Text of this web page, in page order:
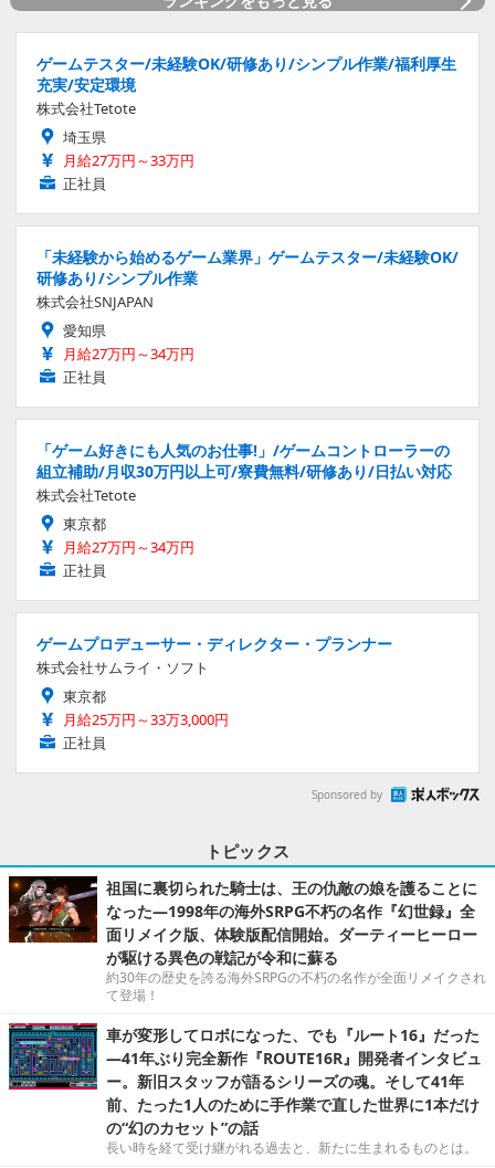
ゲームテスター/未経験OK/研修あり/シンプル作業/福利厚生
充実/安定環境
株式会社Tetote
埼玉県
月給27万円～33万円
正社員
「未経験から始めるゲーム業界」ゲームテスター/未経験OK/
研修あり/シンプル作業
株式会社SNJAPAN
愛知県
月給27万円～34万円
正社員
「ゲーム好きにも人気のお仕事!」/ゲームコントローラーの
組立補助/月収30万円以上可/寮費無料/研修あり/日払い対応
株式会社Tetote
東京都
月給27万円～34万円
正社員
ゲームプロデューサー・ディレクター・プランナー
株式会社サムライ・ソフト
東京都
月給25万円～33万3,000円
正社員
Sponsored by
トピックス
祖国に裏切られた騎士は、王の仇敵の娘を護ることに
なった―1998年の海外SRPG不朽の名作『幻世録』全
面リメイク版、体験版配信開始。ダーティーヒーロー
が駆ける異色の戦記が令和に蘇る
約30年の歴史を誇る海外SRPGの不朽の名作が全面リメイクされ
て登場！
車が変形してロボになった、でも『ルート16』だった
―41年ぶり完全新作『ROUTE16R』開発者インタビュ
ー。新旧スタッフが語るシリーズの魂。そして41年
前、たった1人のために手作業で直した世界に1本だけ
の“幻のカセット”の話
長い時を経て受け継がれる過去と、新たに生まれるものとは。